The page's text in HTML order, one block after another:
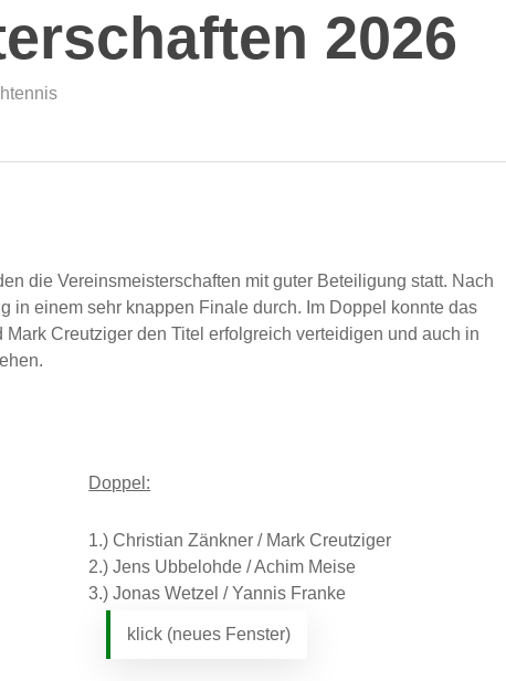
2026
die Vereinsmeisterschaften mit guter Beteiligung statt. Nach
in einem sehr knappen Finale durch. Im Doppel konnte das
Creutziger den Titel erfolgreich verteidigen und auch in
Doppel:
1.) Christian Zänkner / Mark Creutziger
2.) Jens Ubbelohde / Achim Meise
3.) Jonas Wetzel / Yannis Franke
klick (neues Fenster)